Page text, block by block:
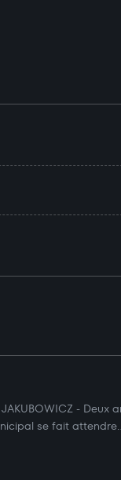
- Deux
se fait